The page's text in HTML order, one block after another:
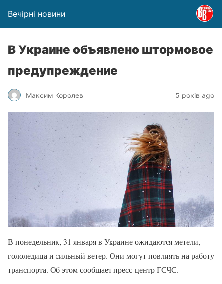
Вечірні новини
В Украине объявлено штормовое
предупреждение
Максим Королев 5 років ago
В понедельник, 31 января в Украине ожидаются метели,
гололедица и сильный ветер. Они могут повлиять на работу
транспорта. Об этом сообщает пресс-центр ГСЧС.